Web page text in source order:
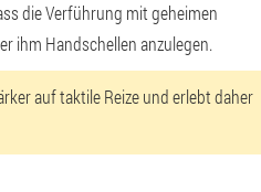
die Verführung mit geheimen
ihm Handschellen anzulegen.
auf taktile Reize und erlebt daher